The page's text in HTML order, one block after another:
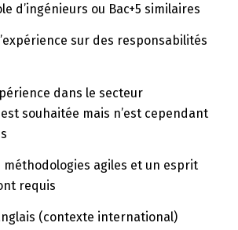
d’ingénieurs ou Bac+5 similaires
sur des responsabilités
dans le secteur
souhaitée mais n’est cependant
méthodologies agiles et un esprit
requis
(contexte international)